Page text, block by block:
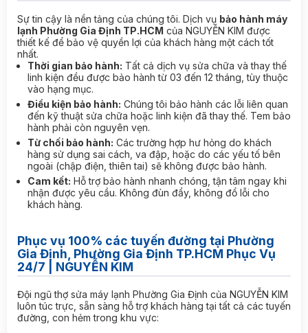
Sự tin cậy là nền tảng của chúng tôi. Dịch vụ bảo hành máy
lạnh Phường Gia Định TP.HCM của NGUYỄN KIM được
thiết kế để bảo vệ quyền lợi của khách hàng một cách tốt
nhất.
Thời gian bảo hành: Tất cả dịch vụ sửa chữa và thay thế
linh kiện đều được bảo hành từ 03 đến 12 tháng, tùy thuộc
vào hạng mục.
Điều kiện bảo hành: Chúng tôi bảo hành các lỗi liên quan
đến kỹ thuật sửa chữa hoặc linh kiện đã thay thế. Tem bảo
hành phải còn nguyên vẹn.
Từ chối bảo hành: Các trường hợp hư hỏng do khách
hàng sử dụng sai cách, va đập, hoặc do các yếu tố bên
ngoài (chập điện, thiên tai) sẽ không được bảo hành.
Cam kết: Hỗ trợ bảo hành nhanh chóng, tận tâm ngay khi
nhận được yêu cầu. Không đùn đẩy, không đổ lỗi cho
khách hàng.
Phục vụ 100% các tuyến đường tại Phường
Gia Định, Phường Gia Định TP.HCM Phục Vụ
24/7 | NGUYỄN KIM
Đội ngũ thợ sửa máy lạnh Phường Gia Định của NGUYỄN KIM
luôn túc trực, sẵn sàng hỗ trợ khách hàng tại tất cả các tuyến
đường, con hẻm trong khu vực: